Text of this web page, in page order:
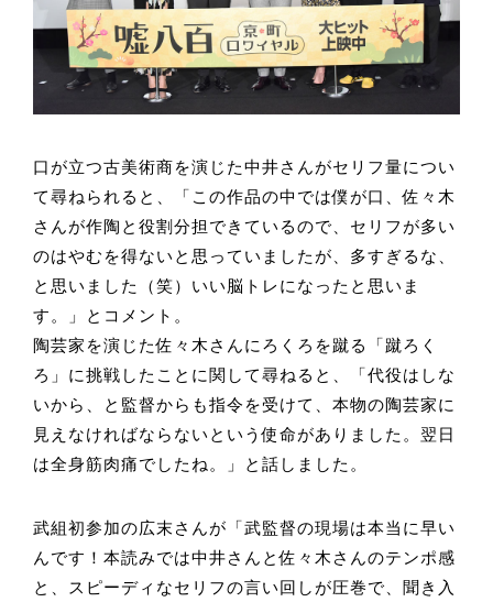
口が立つ古美術商を演じた中井さんがセリフ量につい
て尋ねられると、「この作品の中では僕が口、佐々木
さんが作陶と役割分担できているので、セリフが多い
のはやむを得ないと思っていましたが、多すぎるな、
と思いました（笑）いい脳トレになったと思いま
す。」とコメント。
陶芸家を演じた佐々木さんにろくろを蹴る「蹴ろく
ろ」に挑戦したことに関して尋ねると、「代役はしな
いから、と監督からも指令を受けて、本物の陶芸家に
見えなければならないという使命がありました。翌日
は全身筋肉痛でしたね。」と話しました。
武組初参加の広末さんが「武監督の現場は本当に早い
んです！本読みでは中井さんと佐々木さんのテンポ感
と、スピーディなセリフの言い回しが圧巻で、聞き入